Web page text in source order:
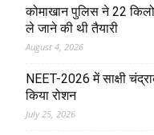
कोमाखान पुलिस ने 22
ले जाने की थी तैयारी
August 4, 2026
NEET-2026 में साक्षी
किया रोशन
July 25, 2026